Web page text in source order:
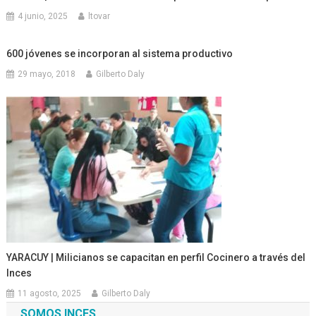
4 junio, 2025 ltovar
600 jóvenes se incorporan al sistema productivo
29 mayo, 2018 Gilberto Daly
YARACUY | Milicianos se capacitan en perfil Cocinero a través del
Inces
11 agosto, 2025 Gilberto Daly